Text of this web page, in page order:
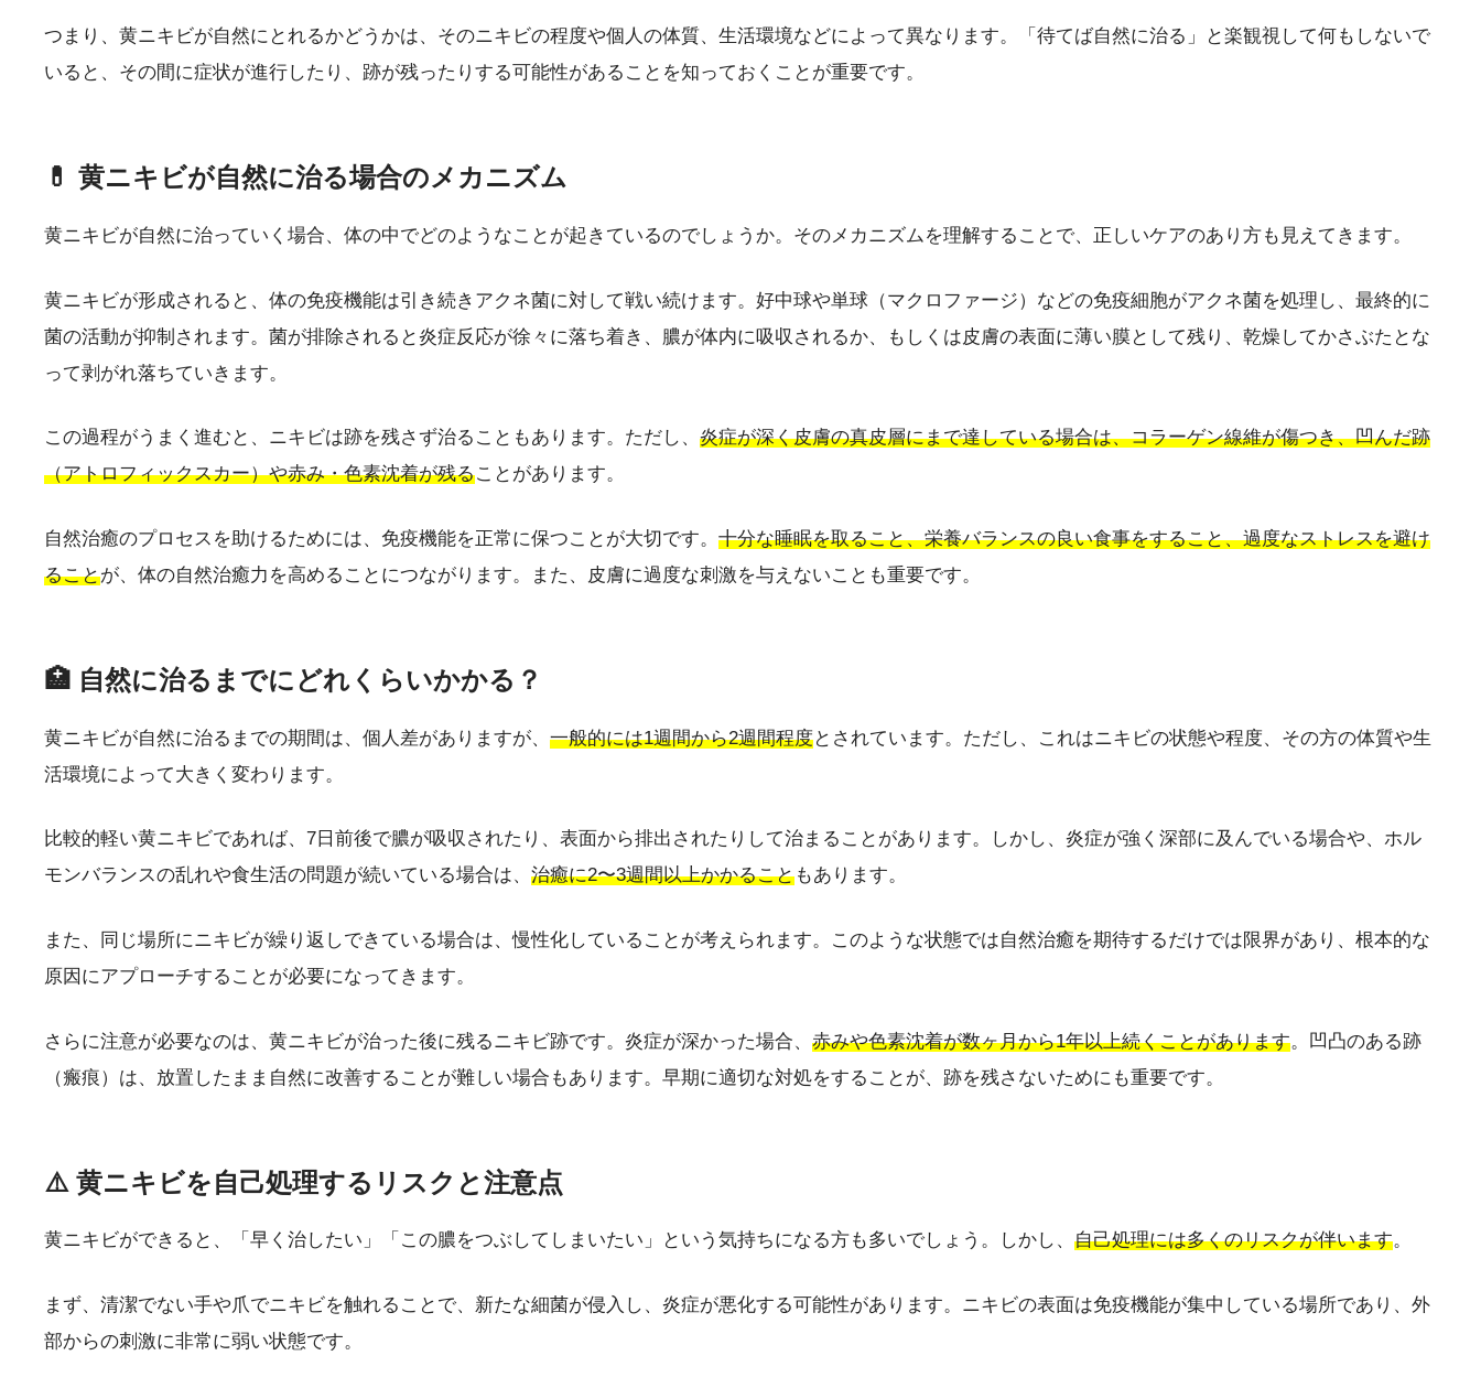
つまり、黄ニキビが自然にとれるかどうかは、そのニキビの程度や個人の体質、生活環境などによって異なります。「待てば自然に治る」と楽観視して何もしないで
いると、その間に症状が進行したり、跡が残ったりする可能性があることを知っておくことが重要です。
💊 黄ニキビが自然に治る場合のメカニズム
黄ニキビが自然に治っていく場合、体の中でどのようなことが起きているのでしょうか。そのメカニズムを理解することで、正しいケアのあり方も見えてきます。
黄ニキビが形成されると、体の免疫機能は引き続きアクネ菌に対して戦い続けます。好中球や単球（マクロファージ）などの免疫細胞がアクネ菌を処理し、最終的に
菌の活動が抑制されます。菌が排除されると炎症反応が徐々に落ち着き、膿が体内に吸収されるか、もしくは皮膚の表面に薄い膜として残り、乾燥してかさぶたとな
って剥がれ落ちていきます。
この過程がうまく進むと、ニキビは跡を残さず治ることもあります。ただし、 炎症が深く皮膚の真皮層にまで達している場合は、コラーゲン線維が傷つき、凹んだ跡
（アトロフィックスカー）や赤み・色素沈着が残ることがあります。
自然治癒のプロセスを助けるためには、免疫機能を正常に保つことが大切です。 十分な睡眠を取ること、栄養バランスの良い食事をすること、過度なストレスを避け
ることが、体の自然治癒力を高めることにつながります。また、皮膚に過度な刺激を与えないことも重要です。
🏥 自然に治るまでにどれくらいかかる？
黄ニキビが自然に治るまでの期間は、個人差がありますが、 一般的には1週間から2週間程度とされています。ただし、これはニキビの状態や程度、その方の体質や生
活環境によって大きく変わります。
比較的軽い黄ニキビであれば、7日前後で膿が吸収されたり、表面から排出されたりして治まることがあります。しかし、炎症が強く深部に及んでいる場合や、ホル
モンバランスの乱れや食生活の問題が続いている場合は、 治癒に2〜3週間以上かかることもあります。
また、同じ場所にニキビが繰り返しできている場合は、慢性化していることが考えられます。このような状態では自然治癒を期待するだけでは限界があり、根本的な
原因にアプローチすることが必要になってきます。
さらに注意が必要なのは、黄ニキビが治った後に残るニキビ跡です。炎症が深かった場合、 赤みや色素沈着が数ヶ月から1年以上続くことがあります。凹凸のある跡
（瘢痕）は、放置したまま自然に改善することが難しい場合もあります。早期に適切な対処をすることが、跡を残さないためにも重要です。
⚠️ 黄ニキビを自己処理するリスクと注意点
黄ニキビができると、「早く治したい」「この膿をつぶしてしまいたい」という気持ちになる方も多いでしょう。しかし、 自己処理には多くのリスクが伴います。
まず、清潔でない手や爪でニキビを触れることで、新たな細菌が侵入し、炎症が悪化する可能性があります。ニキビの表面は免疫機能が集中している場所であり、外
部からの刺激に非常に弱い状態です。